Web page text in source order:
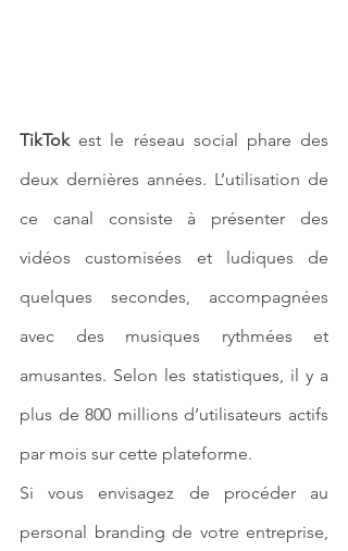
TikTok est le réseau social phare des
deux dernières années. L’utilisation de
ce canal consiste à présenter des
vidéos customisées et ludiques de
quelques secondes, accompagnées
avec des musiques rythmées et
amusantes. Selon les statistiques, il y a
plus de 800 millions d’utilisateurs actifs
par mois sur cette plateforme.
Si vous envisagez de procéder au
personal branding de votre entreprise,